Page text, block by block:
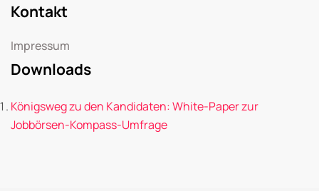
Kontakt
Impressum
Downloads
Königsweg zu den Kandidaten: White-Paper zur
Jobbörsen-Kompass-Umfrage